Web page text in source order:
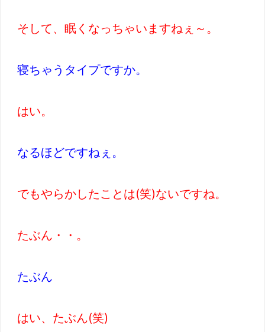
そして、眠くなっちゃいますねぇ～。
寝ちゃうタイプですか。
はい。
なるほどですねぇ。
でもやらかしたことは(笑)ないですね。
たぶん・・。
たぶん
はい、たぶん(笑)